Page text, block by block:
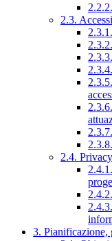
2.3.
2.4. Privacy
3. Pianificazione,